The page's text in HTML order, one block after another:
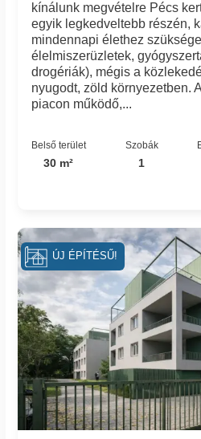
kínálunk megvételre Pécs
egyik legkedveltebb részén,
mindennapi élethez
élelmiszerüzletek,
drogériák), mégis a
nyugodt, zöld környezetben.
piacon működő,...
Belső terület
30 m²
Szobák
1
ÚJ ÉPÍTÉSŰ!